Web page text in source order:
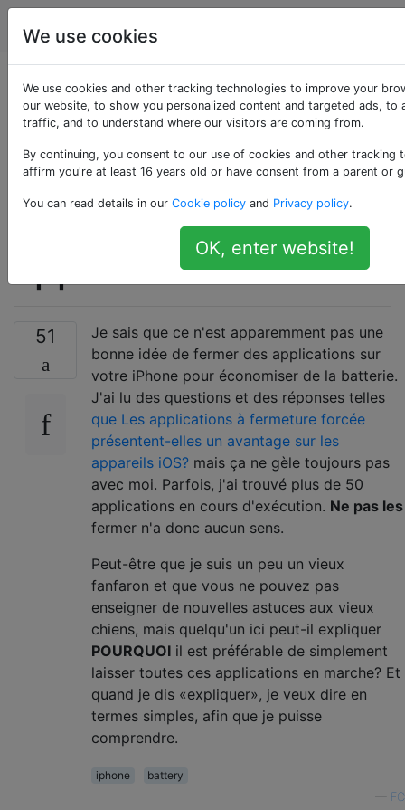
Apple
Pourquoi est-il
préférable que la
batterie d'un iPhone
ne ferme PAS les
applications?
51
Je sais que ce n'est apparemment pas une
bonne idée de fermer des applications sur
votre iPhone pour économiser de la batterie.
J'ai lu des questions et des réponses telles
que Les applications à fermeture forcée
présentent-elles un avantage sur les
appareils iOS? mais ça ne gèle toujours pas
avec moi. Parfois, j'ai trouvé plus de 50
applications en cours d'exécution. Ne pas les
fermer n'a donc aucun sens.
Peut-être que je suis un peu un vieux
fanfaron et que vous ne pouvez pas
enseigner de nouvelles astuces aux vieux
chiens, mais quelqu'un ici peut-il expliquer
POURQUOI il est préférable de simplement
laisser toutes ces applications en marche? Et
quand je dis «expliquer», je veux dire en
termes simples, afin que je puisse
comprendre.
iphone
battery
FC
We use cookies
We use cookies and other tracking technologies to improve your
our website, to show you personalized content and targeted ads, to
traffic, and to understand where our visitors are coming from.
By continuing, you consent to our use of cookies and other tracking
affirm you're at least 16 years old or have consent from a parent or
You can read details in our Cookie policy and Privacy policy.
OK, enter website!